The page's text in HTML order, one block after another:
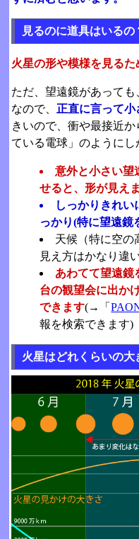
見るのに道具はいるの
火星の形や模様を見るた
ただ、望遠鏡があって
なので、正直に言って小
きいので、衝や最接近
ている電球」のように
意外と小さい望
せると、形が見え
しっかりきれい
っかり(特に望遠鏡
天候（特に空の
見え方はかなり違
あわてて望遠鏡
台の観望会に出か
できます(→「
報を検索できます)
火星はどれくらいの大